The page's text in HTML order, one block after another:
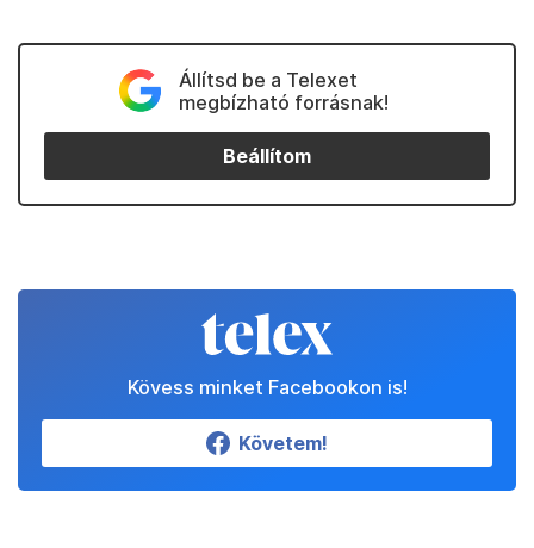
Állítsd be a Telexet
megbízható forrásnak!
Beállítom
Kövess minket Facebookon is!
Követem!